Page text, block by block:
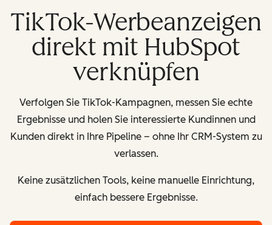
TikTok-Werbeanzeigen
direkt mit HubSpot
verknüpfen
Verfolgen Sie TikTok-Kampagnen, messen Sie echte
Ergebnisse und holen Sie interessierte Kundinnen und
Kunden direkt in Ihre Pipeline – ohne Ihr CRM-System zu
verlassen.
Keine zusätzlichen Tools, keine manuelle Einrichtung,
einfach bessere Ergebnisse.